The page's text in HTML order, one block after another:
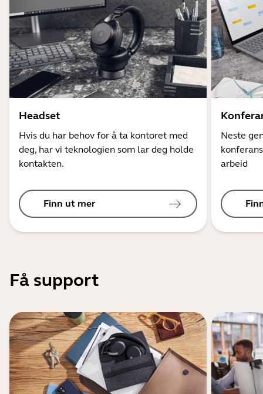
Headset
Hvis du har behov for å ta kontoret med
deg, har vi teknologien som lar deg holde
kontakten.
Finn ut mer
Neste
arbeid
Få support